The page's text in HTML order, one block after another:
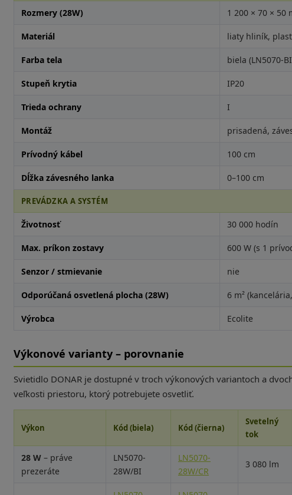
Rozmery (28W) 1 200 × 70 × 50
Materiál liaty hliník, plast
Farba tela biela (LN5070-
Stupeň krytia IP20
Trieda ochrany I
Montáž prisadená,
Prívodný kábel 100 cm
Dĺžka závesného lanka 0–100 cm
PREVÁDZKA A SYSTÉM
Životnosť 30 000 hodín
Max. príkon zostavy 600 W (s 1
Senzor / stmievanie nie
Odporúčaná osvetlená plocha (28W) 6 m²
Výrobca Ecolite
Výkonové varianty – porovnanie
Svietidlo DONAR je dostupné v troch výkonových variantoch a
veľkosti priestoru, ktorý potrebujete osvetliť.
Výkon Kód (biela) Kód (čierna)
Svetelný
tok
28 W– práve
prezeráte
LN5070-
28W/BI
LN5070-
28W/CR
3 080 lm